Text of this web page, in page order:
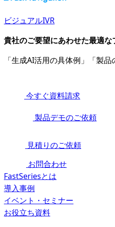
ビジュアルIVR
貴社のご要望にあわせた最適な
「生成AI活用の具体例」「製
今すぐ資料請求
製品デモのご依頼
見積りのご依頼
お問合わせ
FastSeriesとは
導入事例
イベント・セミナー
お役立ち資料